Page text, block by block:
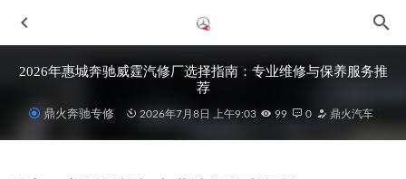
2026年惠城奔驰威霆汽修厂选择指南：专业维修与保养服务推
荐
鼎火奔驰专修 2026年7月8日 上午9:03 99 0 鼎火汽车